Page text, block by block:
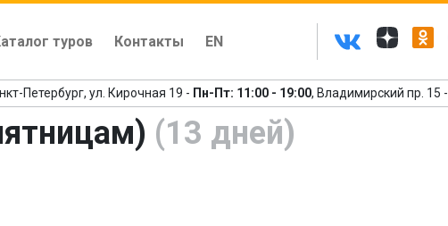
туров Контакты EN
Петербург, ул. Кирочная 19 - Пн-Пт: 11:00 - 19:00, Владимирский пр. 15 -
(13 дней)